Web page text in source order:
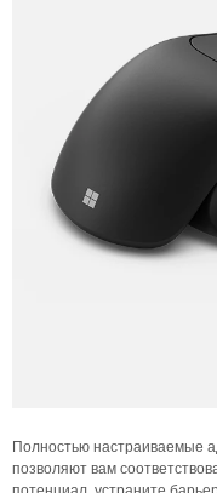
Полностью настраиваемые
позволяют вам